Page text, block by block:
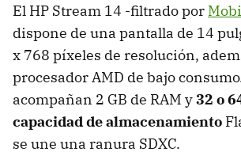
El HP Stream 14 -filtrado por
dispone de una pantalla de 14
x 768 píxeles de resolución,
procesador AMD de bajo
acompañan 2 GB de RAM y32 o
capacidad de almacenamiento
se une una ranura SDXC.